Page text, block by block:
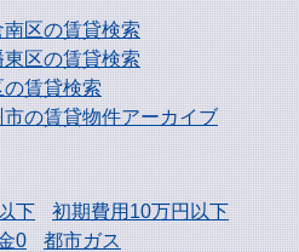
南区の賃貸検索
東区の賃貸検索
の賃貸検索
市の賃貸物件アーカイブ
下
初期費用10万円以下
0
都市ガス